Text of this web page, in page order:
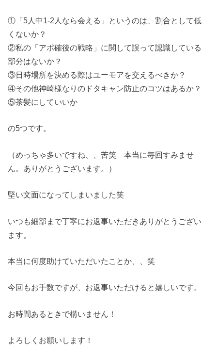
①「5人中1-2人なら会える」というのは、割合として低
くないか？
②私の「アポ確後の戦略」に関して誤って認識している
部分はないか？
③日時場所を決める際はユーモアを交えるべきか？
④その他神崎様なりのドタキャン防止のコツはあるか？
⑤茶髪にしていいか
の5つです。
（めっちゃ多いですね、、苦笑 本当に毎回すみませ
ん。ありがとうございます。）
堅い文面になってしまいました笑
いつも細部まで丁寧にお返事いただきありがとうござい
ます。
本当に何度助けていただいたことか、、笑
今回もお手数ですが、お返事いただけると嬉しいです。
お時間あるときで構いません！
よろしくお願いします！